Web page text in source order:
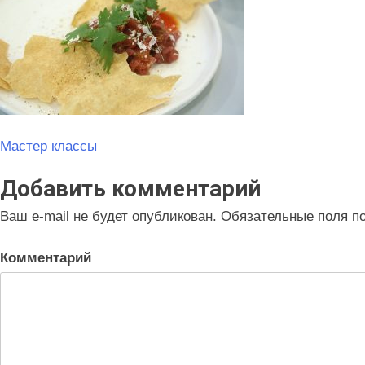
Навигация
по
записям
Мастер классы
Добавить комментарий
Ваш e-mail не будет опубликован. Обязательные поля
Комментарий